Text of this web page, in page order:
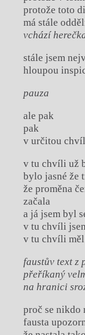
protože toto
má stále
vchází
stále jsem
hloupou
pauza
ale pak
pak
v určitou
v tu chvíli už
bylo jasné že
že proměna
začala
a já jsem byl
v tu chvíli
v tu chvíli
faustův text z
přeříkaný
na hranici
proč se nikdo
fausta